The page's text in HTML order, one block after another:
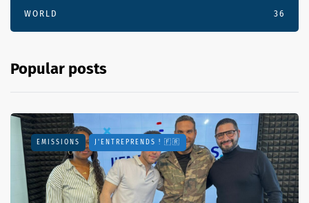
WORLD 36
Popular posts
EMISSIONS J'ENTREPRENDS ! 🇫🇷